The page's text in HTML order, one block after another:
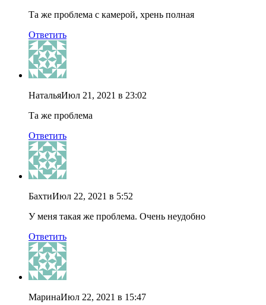
Та же проблема с камерой, хрень полная
Ответить
НатальяИюл 21, 2021 в 23:02
Та же проблема
Ответить
БахтиИюл 22, 2021 в 5:52
У меня такая же проблема. Очень неудобно
Ответить
МаринаИюл 22, 2021 в 15:47